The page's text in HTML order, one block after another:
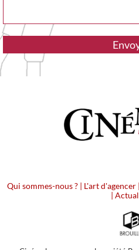
Qui sommes-nous ? | L'art d'agencer |
|